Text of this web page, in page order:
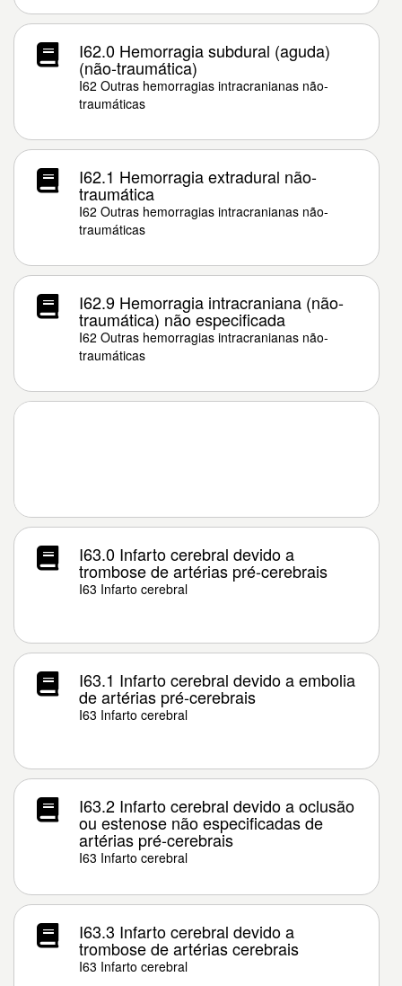
I62.0 Hemorragia subdural (aguda)
(não-traumática)
I62 Outras hemorragias intracranianas não-
traumáticas
I62.1 Hemorragia extradural não-
traumática
I62 Outras hemorragias intracranianas não-
traumáticas
I62.9 Hemorragia intracraniana (não-
traumática) não especificada
I62 Outras hemorragias intracranianas não-
traumáticas
I63.0 Infarto cerebral devido a
trombose de artérias pré-cerebrais
I63 Infarto cerebral
I63.1 Infarto cerebral devido a embolia
de artérias pré-cerebrais
I63 Infarto cerebral
I63.2 Infarto cerebral devido a oclusão
ou estenose não especificadas de
artérias pré-cerebrais
I63 Infarto cerebral
I63.3 Infarto cerebral devido a
trombose de artérias cerebrais
I63 Infarto cerebral